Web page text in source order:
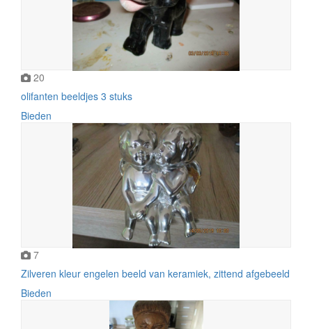
20
olifanten beeldjes 3 stuks
Bieden
7
Zilveren kleur engelen beeld van keramiek, zittend afgebeeld
Bieden